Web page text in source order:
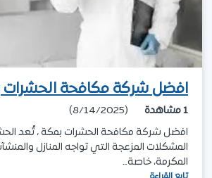
افضل شركة مكافحة الحشرات
1مشاهدة
(8/14/2025)
افضل شركة مكافحة الحشرات بمكة ، تُعد
المشكلات المزعجة التي تواجه المنازل
المكرمة، خاصة…